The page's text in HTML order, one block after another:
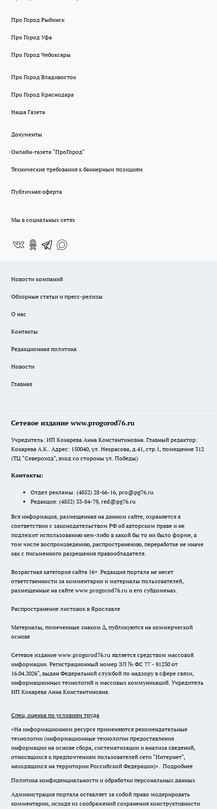
Про Город Рыбинск
Про Город Уфа
Про Город Чебоксары
Про Город Владивосток
Про Город Краснодара
Наша Газета
Документы
Онлайн-газета "ПроГород"
Технические требования к баннерным позициям
Публичная оферта
Мы в социальных сетях
Новости компаний
Обзорные статьи и пресс-релизы
О нас
Контакты
Редакционная политика
Новости
Главная
Сетевое издание www.progorod76.ru
Учредитель: ИП Кокарева Анна Константиновна. Главный редактор:
Кокарева А.К.. Адрес: 150040, ул. Некрасова, д.41, стр.1, помещение 312
(ТЦ "Североход", вход со стороны ул. Победы)
Контакты:
Отдел рекламы: (4852) 28-66-16, pro@pg76.ru
Редакция: (4852) 33-84-79, red@pg76.ru
Вся информация, размещенная на данном сайте, охраняется в
соответствии с законодательством РФ об авторском праве и не
подлежит использованию кем-либо в какой бы то ни было форме, в
том числе воспроизведению, распространению, переработке не иначе
как с письменного разрешения правообладателя.
Возрастная категория сайта 16+. Редакция портала не несет
ответственности за комментарии и материалы пользователей,
размещенные на сайте www.progorod76.ru и его субдоменах.
Распространение листовок в Ярославле
Материалы, помеченные знаком ∆, публикуются на коммерческой
основе
Сетевое издание www.progorod76.ru является средством массовой
информации. Регистрационный номер ЭЛ № ФС 77 - 91230 от
16.04.2026", выдан Федеральной службой по надзору в сфере связи,
информационных технологий и массовых коммуникаций. Учредитель
ИП Кокарева Анна Константиновна.
Спец. оценка по условиям труда
«На информационном ресурсе применяются рекомендательные
технологии (информационные технологии предоставления
информации на основе сбора, систематизации и анализа сведений,
относящихся к предпочтениям пользователей сети "Интернет",
находящихся на территории Российской Федерации)». Подробнее
Политика конфиденциальности и обработки персональных данных
Администрация портала оставляет за собой право модерировать
комментарии, исходя из соображений сохранения конструктивности